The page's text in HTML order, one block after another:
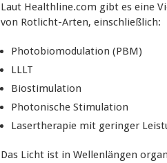
Laut Healthline.com gibt es eine
von Rotlicht-Arten, einschließlich:
Photobiomodulation (PBM)
LLLT
Biostimulation
Photonische Stimulation
Lasertherapie mit geringer
Das Licht ist in Wellenlängen